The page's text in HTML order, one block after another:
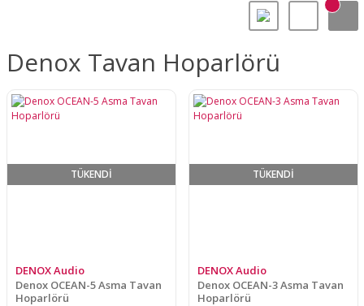
Denox Tavan Hoparlörü
TÜKENDİ
DENOX Audio
Denox OCEAN-5 Asma Tavan
Hoparlörü
TÜKENDİ
DENOX Audio
Denox OCEAN-3 Asma Tavan
Hoparlörü